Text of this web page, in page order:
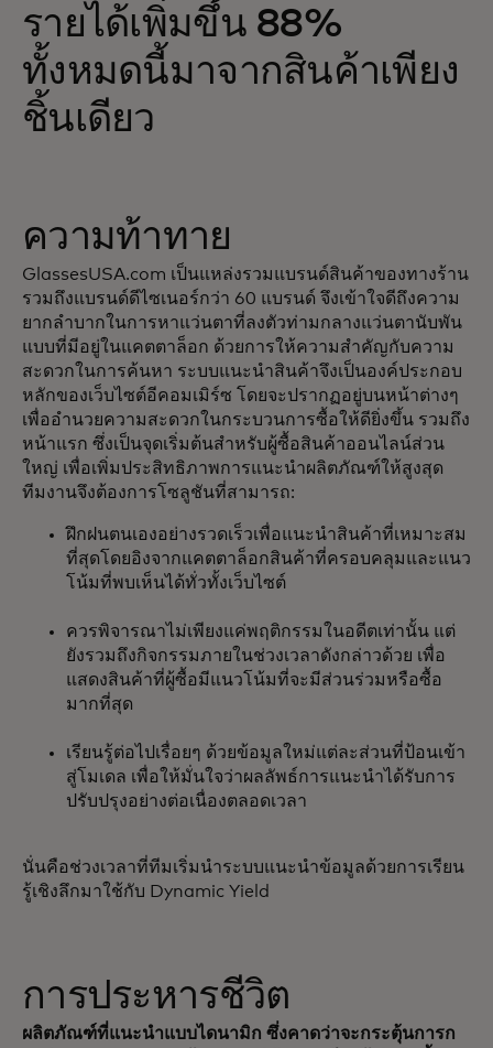
รายได้เพิ่มขึ้น 88%
ทั้งหมดนี้มาจากสินค้าเพียง
ชิ้นเดียว
ความท้าทาย
GlassesUSA.com เป็นแหล่งรวมแบรนด์สินค้าของทางร้าน
รวมถึงแบรนด์ดีไซเนอร์กว่า 60 แบรนด์ จึงเข้าใจดีถึงความ
ยากลำบากในการหาแว่นตาที่ลงตัวท่ามกลางแว่นตานับพัน
แบบที่มีอยู่ในแคตตาล็อก ด้วยการให้ความสำคัญกับความ
สะดวกในการค้นหา ระบบแนะนำสินค้าจึงเป็นองค์ประกอบ
หลักของเว็บไซต์อีคอมเมิร์ซ โดยจะปรากฏอยู่บนหน้าต่างๆ
เพื่ออำนวยความสะดวกในกระบวนการซื้อให้ดียิ่งขึ้น รวมถึง
หน้าแรก ซึ่งเป็นจุดเริ่มต้นสำหรับผู้ซื้อสินค้าออนไลน์ส่วน
ใหญ่ เพื่อเพิ่มประสิทธิภาพการแนะนำผลิตภัณฑ์ให้สูงสุด
ทีมงานจึงต้องการโซลูชันที่สามารถ:
ฝึกฝนตนเองอย่างรวดเร็วเพื่อแนะนำสินค้าที่เหมาะสม
ที่สุดโดยอิงจากแคตตาล็อกสินค้าที่ครอบคลุมและแนว
โน้มที่พบเห็นได้ทั่วทั้งเว็บไซต์
ควรพิจารณาไม่เพียงแค่พฤติกรรมในอดีตเท่านั้น แต่
ยังรวมถึงกิจกรรมภายในช่วงเวลาดังกล่าวด้วย เพื่อ
แสดงสินค้าที่ผู้ซื้อมีแนวโน้มที่จะมีส่วนร่วมหรือซื้อ
มากที่สุด
เรียนรู้ต่อไปเรื่อยๆ ด้วยข้อมูลใหม่แต่ละส่วนที่ป้อนเข้า
สู่โมเดล เพื่อให้มั่นใจว่าผลลัพธ์การแนะนำได้รับการ
ปรับปรุงอย่างต่อเนื่องตลอดเวลา
นั่นคือช่วงเวลาที่ทีมเริ่มนำระบบแนะนำข้อมูลด้วยการเรียน
รู้เชิงลึกมาใช้กับ Dynamic Yield
การประหารชีวิต
ผลิตภัณฑ์ที่แนะนำแบบไดนามิก ซึ่งคาดว่าจะกระตุ้นการก